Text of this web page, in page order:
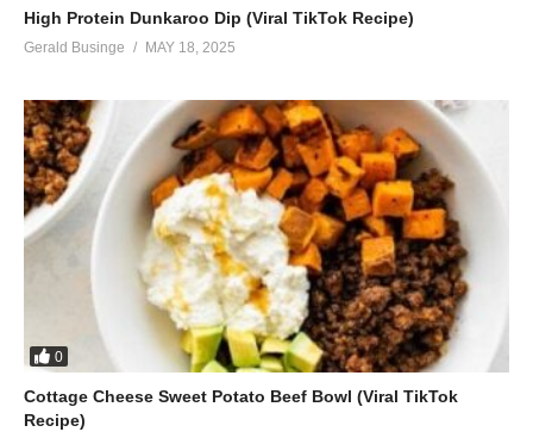
High Protein Dunkaroo Dip (Viral TikTok Recipe)
Gerald Businge MAY 18, 2025
0
Cottage Cheese Sweet Potato Beef Bowl (Viral TikTok
Recipe)